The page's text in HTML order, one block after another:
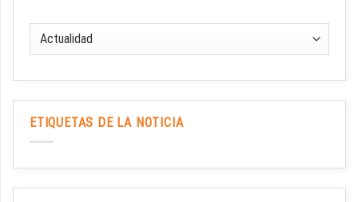
ETIQUETAS DE LA NOTICIA